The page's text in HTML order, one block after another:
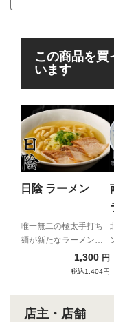
この商品を買
います
日陰 ラーメン
唯一無二の極太手打ち
麺が新たなラーメンの
世界を導き出す！1,300 円
税込1,404円
店主・店舗